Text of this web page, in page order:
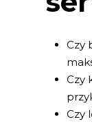
Czy
Czy
Czy